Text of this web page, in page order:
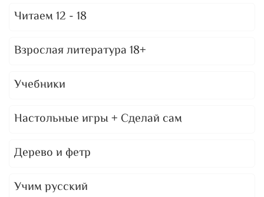
Читаем 12 - 18
Взрослая литература 18+
Учебники
Настольные игры + Сделай сам
Дерево и фетр
Учим русский